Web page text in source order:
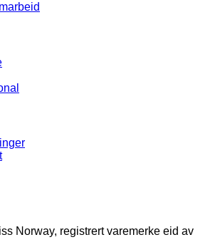
Norway, registrert varemerke eid av